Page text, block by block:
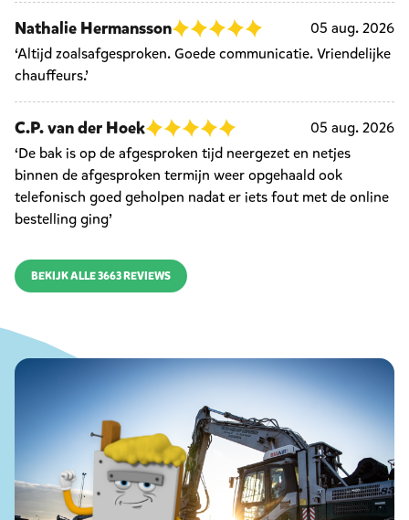
Nathalie Hermansson
05 aug. 2026
‘Altijd zoalsafgesproken. Goede communicatie. Vriendelijke
chauffeurs.’
C.P. van der Hoek
05 aug. 2026
‘De bak is op de afgesproken tijd neergezet en netjes
binnen de afgesproken termijn weer opgehaald ook
telefonisch goed geholpen nadat er iets fout met de online
bestelling ging’
BEKIJK ALLE 3663 REVIEWS